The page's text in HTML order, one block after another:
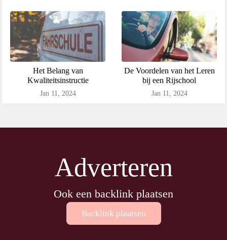
Het Belang van
Kwaliteitsinstructie
Jan 11, 2024
De Voordelen van het Leren
bij een Rijschool
Jan 11, 2024
Adverteren
Ook een backlink plaatsen
Backlink plaatsen